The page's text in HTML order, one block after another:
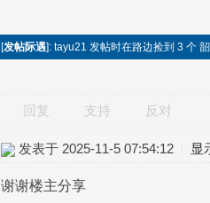
[发帖际遇]: tayu21 发帖时在路边捡到 3 个
回复 支持 反对
发表于 2025-11-5 07:54:12 显
谢谢楼主分享